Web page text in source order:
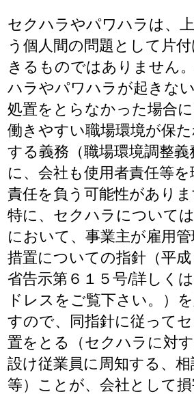
セクハラやパワハラは、
う個人間の問題として片
きるものではありません
ハラやパワハラが起きな
処置をとらなかった場合
働きやすい職場環境が保
する義務（職場環境調整義
に、会社も使用者責任等
責任を負う可能性がありま
特に、セクハラについて
において、事業主が雇用
措置についての指針（平
省告示第６１５号/詳しく
ドレスをご覧下さい。）
すので、同指針に従って
置をとる（セクハラに対
設け従業員に周知する、
等）ことが、会社として